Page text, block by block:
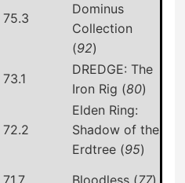
75.3
Dominus
Collection
(92)
73.1
DREDGE: The
Iron Rig (80)
72.2
Elden Ring:
Shadow of the
Erdtree (95)